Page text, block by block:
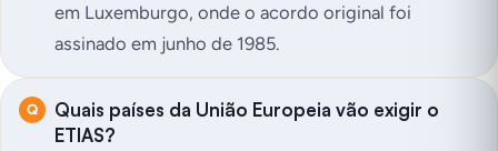
em Luxemburgo, onde o acordo original foi
assinado em junho de 1985.
Quais países da União Europeia vão exigir o
ETIAS?